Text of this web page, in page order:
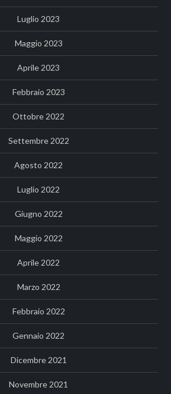
Luglio 2023
Maggio 2023
Aprile 2023
Febbraio 2023
Ottobre 2022
Settembre 2022
Agosto 2022
Luglio 2022
Giugno 2022
Maggio 2022
Aprile 2022
Marzo 2022
Febbraio 2022
Gennaio 2022
Dicembre 2021
Novembre 2021